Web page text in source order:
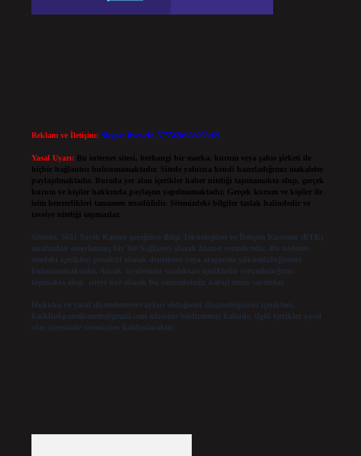
Reklam ve İletişim: Skype: live:.cid.575569c608265c69
Yasal Uyarı:
Bu internet sitesi, herhangi bir marka, kurum veya şahıs şirketi ile
hiçbir bağlantısı bulunmamaktadır. Sitede yalnızca kendi hazırladığımız makaleler
paylaşılmaktadır. Burada yer alan içerikler haber niteliği taşımamakta olup, gerçek
kurum ve kişiler hakkında paylaşım yapılmamaktadır. Gerçek kurum ve kişiler ile
isim benzerlikleri tamamen tesadüfidir. Sitemizdeki bilgiler taslak halindedir ve
tavsiye niteliği taşımazlar.
Sitemiz, 5651 Sayılı Kanun gereğince Bilgi Teknolojileri ve İletişim Kurumu (BTK)
tarafından onaylanmış bir Yer Sağlayıcı olarak hizmet vermektedir. Bu nedenle,
sitedeki içerikleri proaktif olarak denetleme veya araştırma yükümlülüğümüz
bulunmamaktadır. Ancak, üyelerimiz yazdıkları içeriklerin sorumluluğunu
taşımakta olup, siteye üye olarak bu sorumluluğu kabul etmiş sayılırlar.
Hukuka ve yasal düzenlemelere aykırı olduğunu düşündüğünüz içerikleri,
backlinkpanelicomtr@gmail.comadresine bildirmeniz halinde, ilgili içerikler yasal
süre içerisinde sitemizden kaldırılacaktır.